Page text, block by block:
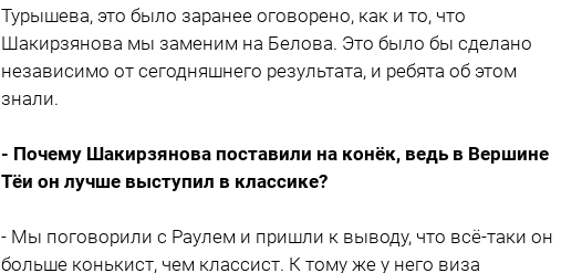
Турышева, это было заранее оговорено, как и то, что
Шакирзянова мы заменим на Белова. Это было бы сделано
независимо от сегодняшнего результата, и ребята об этом
знали.
- Почему Шакирзянова поставили на конёк, ведь в Вершине
Тёи он лучше выступил в классике?
- Мы поговорили с Раулем и пришли к выводу, что всё-таки он
больше конькист, чем классист. К тому же у него виза